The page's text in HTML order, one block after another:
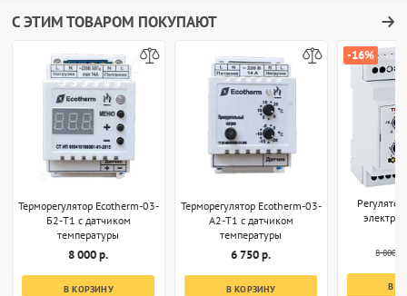
С ЭТИМ ТОВАРОМ ПОКУПАЮТ
Терморегулятор Ecotherm-03-
Б2-T1 с датчиком
температуры
8 000 р.
В КОРЗИНУ
Терморегулятор Ecotherm-03-
А2-T1 с датчиком
температуры
6 750 р.
В КОРЗИНУ
-16%
8 800 р.
В